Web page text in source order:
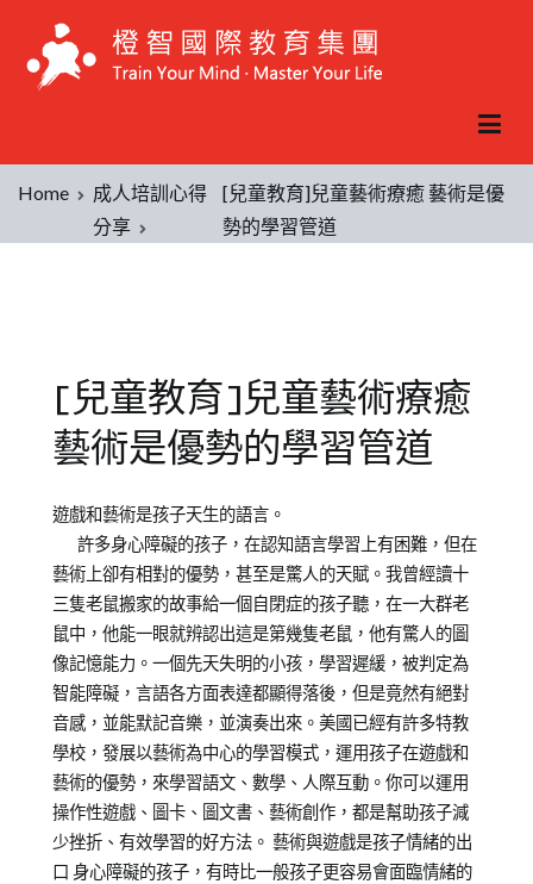
Home
成人培訓心得
分享
[兒童教育]兒童藝術療癒 藝術是優
勢的學習管道
[兒童教育]兒童藝術療癒
藝術是優勢的學習管道
Posted
2011-
07-
24
Posted
成
人
培
訓
心
得
分
享
Tagged
術
治
療
遊戲和藝術是孩子天生的語言。
許多身心障礙的孩子，在認知語言學習上有困難，但在
藝術上卻有相對的優勢，甚至是驚人的天賦。我曾經讀十
三隻老鼠搬家的故事給一個自閉症的孩子聽，在一大群老
鼠中，他能一眼就辨認出這是第幾隻老鼠，他有驚人的圖
像記憶能力。一個先天失明的小孩，學習遲緩，被判定為
智能障礙，言語各方面表達都顯得落後，但是竟然有絕對
音感，並能默記音樂，並演奏出來。美國已經有許多特教
學校，發展以藝術為中心的學習模式，運用孩子在遊戲和
藝術的優勢，來學習語文、數學、人際互動。你可以運用
操作性遊戲、圖卡、圖文書、藝術創作，都是幫助孩子減
少挫折、有效學習的好方法。 藝術與遊戲是孩子情緒的出
口 身心障礙的孩子，有時比一般孩子更容易會面臨情緒的